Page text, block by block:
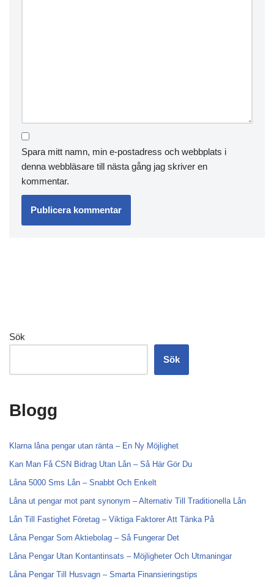
Spara mitt namn, min e-postadress och webbplats i
denna webbläsare till nästa gång jag skriver en
kommentar.
Sök
Sök
Blogg
Klarna låna pengar utan ränta – En Ny Möjlighet
Kan Man Få CSN Bidrag Utan Lån – Så Här Gör Du
Låna 5000 Sms Lån – Snabbt Och Enkelt
Låna ut pengar mot pant synonym – Alternativ Till Traditionella Lån
Lån Till Fastighet Företag – Viktiga Faktorer Att Tänka På
Låna Pengar Som Aktiebolag – Så Fungerar Det
Låna Pengar Utan Kontantinsats – Möjligheter Och Utmaningar
Låna Pengar Till Husvagn – Smarta Finansieringstips